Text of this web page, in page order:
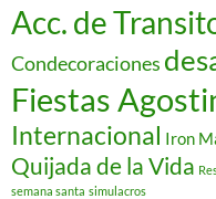
Acc. de
Condecoraciones
Fiestas
Internacional Iron
Quijada de la Vida
semana santa simulacros